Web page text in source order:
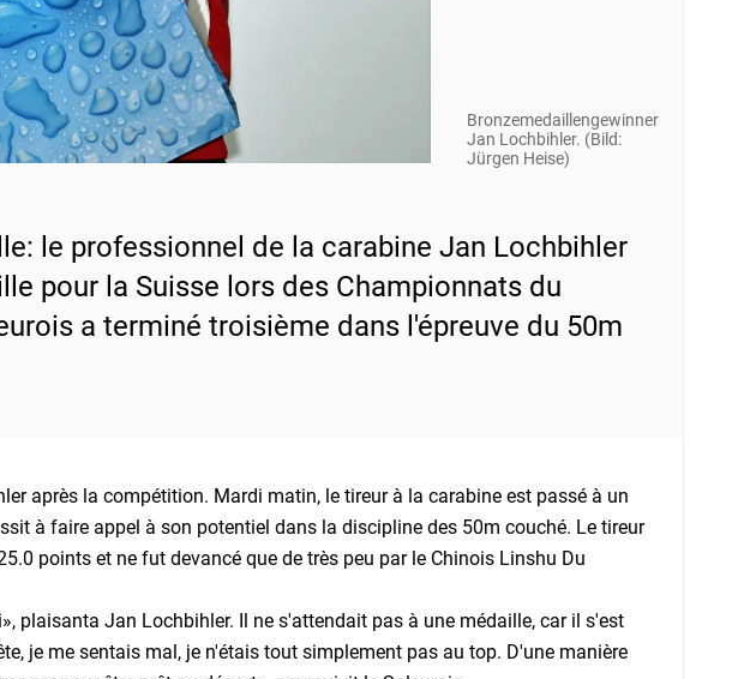
Bronzemedaillengewinner
Jan Lochbihler. (Bild:
Jürgen Heise)
le professionnel de la carabine Jan Lochbihler
pour la Suisse lors des Championnats du
a terminé troisième dans l'épreuve du 50m
après la compétition. Mardi matin, le tireur à la carabine est passé à un
à faire appel à son potentiel dans la discipline des 50m couché. Le tireur
points et ne fut devancé que de très peu par le Chinois Linshu Du
plaisanta Jan Lochbihler. Il ne s'attendait pas à une médaille, car il s'est
je me sentais mal, je n'étais tout simplement pas au top. D'une manière